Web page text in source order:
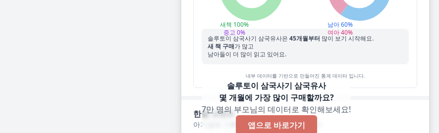
새책 100%
중고 0%
남아 60%
여아 40%
솔루토이 삼국사기 삼국유사은 45개월부터 많이 보기 시작해요.
새 책 구매가 많고
남아들이 더 많이 읽고 있어요.
내부 데이터를 기반으로 만들어진 통계 데이터 입니다.
솔루토이 삼국사기 삼국유사
몇 개월에 가장 많이 구매할까요?
7만 명의 부모님의 데이터로 확인해보세요!
앱으로 바로가기
한줄 코멘트
아기곰에 기록된 한줄 코멘트가 없습니다!